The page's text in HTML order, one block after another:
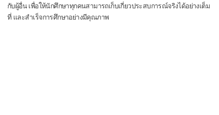
กับผู้อื่น เพื่อให้นักศึกษาทุกคนสามารถเก็บเกี่ยวประสบการณ์จริงได้อย่างเต็ม
ที่ และสำเร็จการศึกษาอย่างมีคุณภาพ